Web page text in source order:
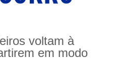
voltam à
em modo